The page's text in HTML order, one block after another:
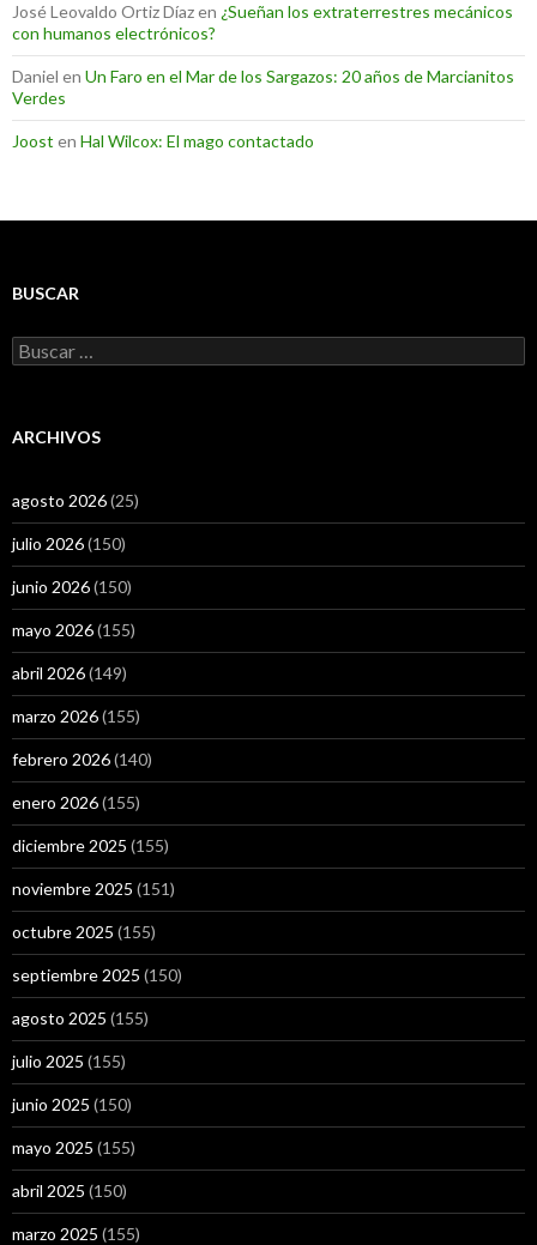
José Leovaldo Ortiz Díazen ¿Sueñan los extraterrestres mecánicos
con humanos electrónicos?
Daniel en Un Faro en el Mar de los Sargazos: 20 años de Marcianitos
Verdes
Joost en Hal Wilcox: El mago contactado
BUSCAR
Buscar:
ARCHIVOS
agosto 2026(25)
julio 2026(150)
junio 2026(150)
mayo 2026(155)
abril 2026(149)
marzo 2026(155)
febrero 2026(140)
enero 2026(155)
diciembre 2025 (155)
noviembre 2025 (151)
octubre 2025 (155)
septiembre 2025 (150)
agosto 2025 (155)
julio 2025 (155)
junio 2025 (150)
mayo 2025 (155)
abril 2025 (150)
marzo 2025 (155)